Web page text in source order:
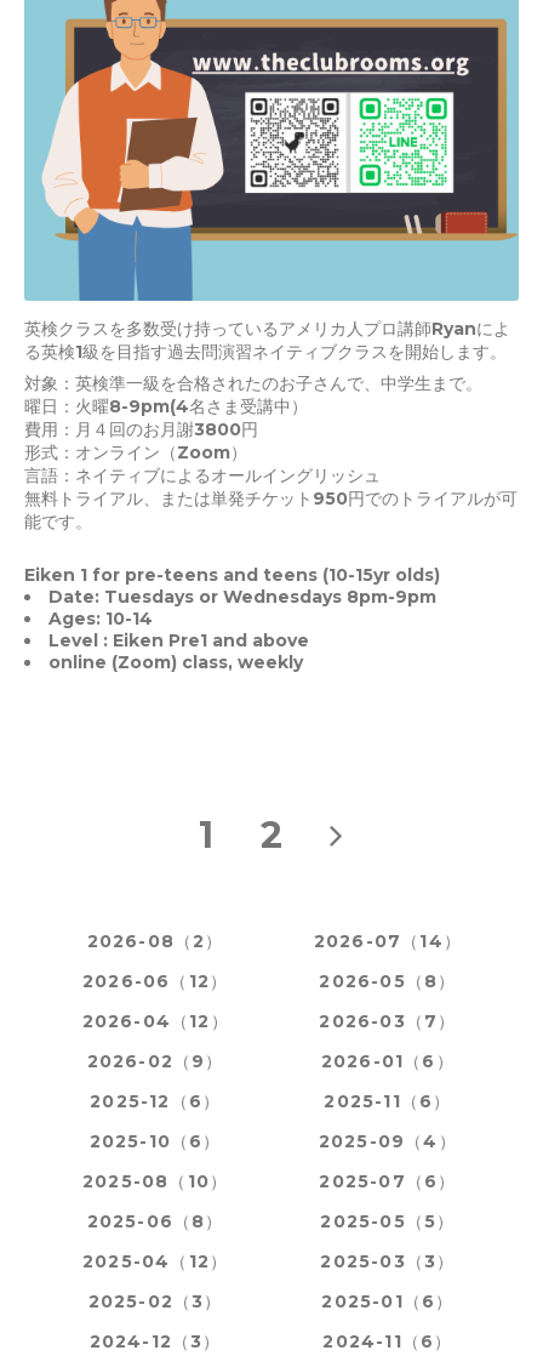
英検クラスを多数受け持っているアメリカ人プロ講師Ryanによ
る英検1級を目指す過去問演習ネイティブクラスを開始します。
対象：英検準一級を合格されたのお子さんで、中学生まで。
曜日：火曜8-9pm(4名さま受講中）
費用：月４回のお月謝3800円
形式：オンライン（Zoom）
言語：ネイティブによるオールイングリッシュ
無料トライアル、または単発チケット950円でのトライアルが可
能です。
Eiken 1 for pre-teens and teens (10-15yr olds)
Date: Tuesdays or Wednesdays 8pm-9pm
Ages: 10-14
Level : Eiken Pre1 and above
online (Zoom) class, weekly
1 2
2026-08（2）
2026-07（14）
2026-06（12）
2026-05（8）
2026-04（12）
2026-03（7）
2026-02（9）
2026-01（6）
2025-12（6）
2025-11（6）
2025-10（6）
2025-09（4）
2025-08（10）
2025-07（6）
2025-06（8）
2025-05（5）
2025-04（12）
2025-03（3）
2025-02（3）
2025-01（6）
2024-12（3）
2024-11（6）